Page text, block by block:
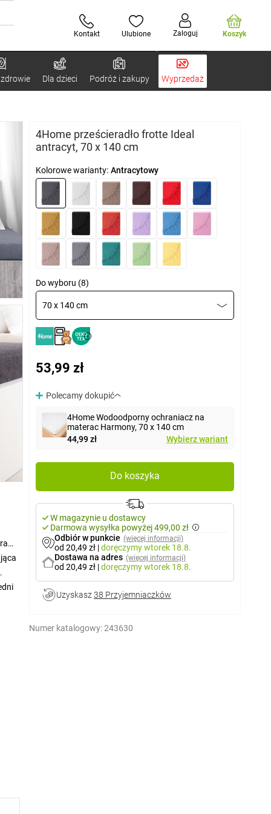
Kontakt Ulubione Zaloguj Koszyk
Dla dzieci Podróż i zakupy Wyprzedaż
4Home prześcieradło frotte Ideal
antracyt, 70 x 140 cm
Kolorowe warianty: Antracytowy
Do wyboru (8)
70 x 140 cm
53,99 zł
Polecamy dokupić
4Home Wodoodporny ochraniacz na
materac Harmony, 70 x 140 cm
44,99 zł
Wybierz wariant
Do koszyka
W magazynie u dostawcy
Darmowa wysyłka powyżej 499,00 zł
Odbiór w punkcie (więcej informacji)
od 20,49 zł |doręczymywtorek 18.8.
Dostawa na adres (więcej informacji)
od 20,49 zł |doręczymywtorek 18.8.
Uzyskasz 38 Przyjemniaczków
Numer katalogowy:243630